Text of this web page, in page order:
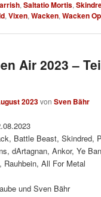
,Saltatio Mortis,
,Vixen,Wacken,Wacken
Air 2023 –
2023vonSven Bähr
Battle Beast, Skindred,
dArtagnan, Ankor, Ye
Rauhbein, All For Metal
und Sven Bähr